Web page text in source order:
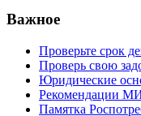
Важное
Проверьте срок
Проверь свою
Юридические
Рекомендации
Памятка